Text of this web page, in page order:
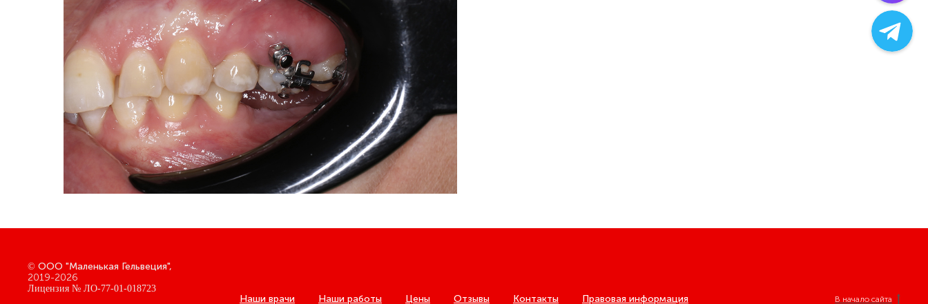
© ООО "Маленькая Гельвеция",
2019-2026
Лицензия № ЛО-77-01-018723
Наши врачи Наши работы Цены Отзывы Контакты Правовая информация В начало сайта